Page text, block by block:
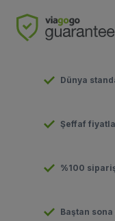
Dünya
Şeffaf
%100
Baştan